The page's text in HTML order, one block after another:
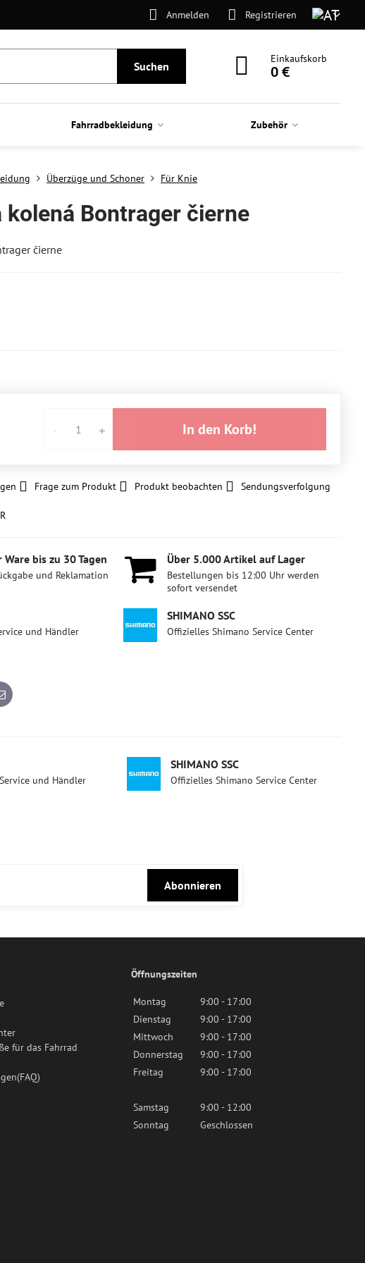
Anmelden Registrieren
Suchen
Einkaufskorb
0 €
Fahrradbekleidung Zubehör
Überzüge und Schoner Für Knie
kolená Bontrager čierne
čierne
In den Korb!
Frage zum Produkt Produkt beobachten Sendungsverfolgung
Ware bis zu 30 Tagen
und Reklamation
Über 5​.000 Artikel auf Lager
Bestellungen bis 12:00 Uhr werden
sofort versendet
und Händler
SHIMANO SSC
Offizielles Shimano Service Center
und Händler
SHIMANO SSC
Offizielles Shimano Service Center
Abonnieren
für das Fahrrad
Öffnungszeiten
Montag
9:00 - 17:00
Dienstag
9:00 - 17:00
Mittwoch
9:00 - 17:00
Donnerstag
9:00 - 17:00
Freitag
9:00 - 17:00
Samstag
9:00 - 12:00
Sonntag
Geschlossen